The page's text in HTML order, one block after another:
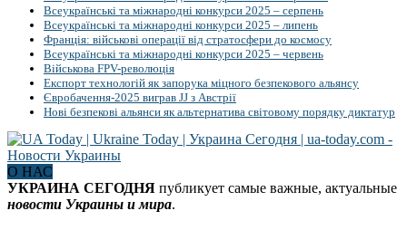
Всеукраїнські та міжнародні конкурси 2025 – серпень
Всеукраїнські та міжнародні конкурси 2025 – липень
Франція: військові операції від стратосфери до космосу
Всеукраїнські та міжнародні конкурси 2025 – червень
Військова FPV-революція
Експорт технологій як запорука міцного безпекового альянсу
Євробачення-2025 виграв JJ з Австрії
Нові безпекові альянси як альтернатива світовому порядку диктатур
О НАС
УКРАИНА СЕГОДНЯ публикует самые важные, актуальные
новости Украины и мира.